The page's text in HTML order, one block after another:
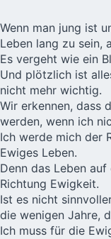
Wenn man jung ist
Leben lang zu sein,
Es vergeht wie ein
Und plötzlich ist
nicht mehr wichtig.
Wir erkennen, dass
werden, wenn ich
Ich werde mich der
Ewiges Leben.
Denn das Leben
Richtung Ewigkeit.
Ist es nicht
die wenigen Jahre,
Ich muss für die